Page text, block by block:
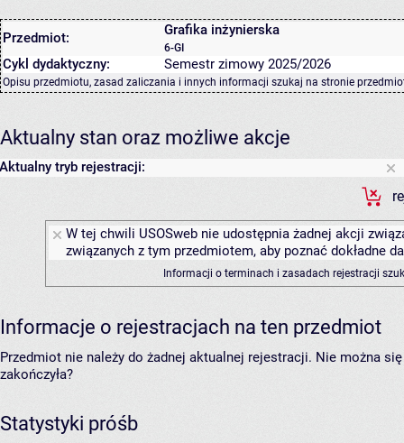
Przedmiot: Grafika inżynierska
6-GI
Cykl dydaktyczny: Semestr zimowy 2025/2026
Opisu przedmiotu, zasad zaliczania i innych informacji szukaj na stronie
Aktualny stan oraz możliwe akcje
Aktualny tryb rejestracji:
W tej chwili USOSweb nie udostępnia żadnej akcji
związanych z tym przedmiotem, aby poznać dokładne
Informacji o terminach i zasadach rejestracji
Informacje o rejestracjach na ten przedmiot
Przedmiot nie należy do żadnej aktualnej rejestracji. Nie można
zakończyła?
Statystyki próśb